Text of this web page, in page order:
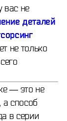
вас не
деталей
не только
— это не
а способ
в серии